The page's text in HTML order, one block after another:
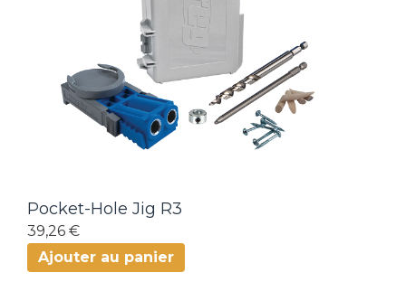
Pocket-Hole Jig R3
39,26 €
Ajouter au panier